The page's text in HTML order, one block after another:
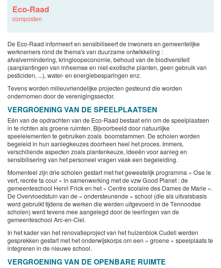
Eco-Raad
composten
De Eco-Raad informeert en sensibiliseert de inwoners en gemeentelijke
werknemers rond de thema's van duurzame ontwikkeling :
afvalvermindering, kringloopeconomie, behoud van de biodiversiteit
(aanplantingen van inheemse en niet-exotische planten, geen gebruik van
pesticiden, ...), water- en energiebesparingen enz.
Tevens worden milieuvriendelijke projecten gesteund die worden
ondernomen door de verenigingssector.
VERGROENING VAN DE SPEELPLAATSEN
Eén van de opdrachten van de Eco-Raad bestaat erin om de speelplaatsen
in te richten als groene ruimten. Bijvoorbeeld door natuurlijke
speelelementen te gebruiken zoals boomstammen. De scholen worden
begeleid in hun aanlegkeuzes doorheen heel het proces. Immers,
verschillende aspecten zoals plantenkeuze, ideeën voor aanleg en
sensibilisering van het personeel vragen vaak een begeleiding.
Momenteel zijn drie scholen gestart met het gewestelijk programma « Ose le
vert, recrée ta cour » in samenwerking met de vzw Good Planet : de
gemeenteschool Henri Frick en het « Centre scolaire des Dames de Marie ».
De Overvloedstuin van de « ondersteunende » school (die als uitvalsbasis
werd gebruikt tijdens de werken die werden uitgevoerd in de Tennoodse
scholen) werd tevens mee aangelegd door de leerlingen van de
gemeenteschool Arc-en-Ciel.
In het kader van het renovatieproject van het huizenblok Cudell werden
gesprekken gestart met het onderwijskorps om een « groene » speelplaats te
integreren in de nieuwe school.
VERGROENING VAN DE OPENBARE RUIMTE